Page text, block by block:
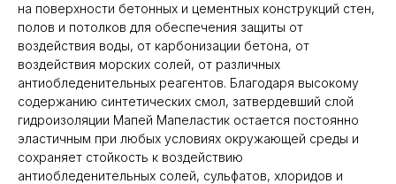
на поверхности бетонных и цементных конструкций стен,
полов и потолков для обеспечения защиты от
воздействия воды, от карбонизации бетона, от
воздействия морских солей, от различных
антиобледенительных реагентов. Благодаря высокому
содержанию синтетических смол, затвердевший слой
гидроизоляции Мапей Мапеластик остается постоянно
эластичным при любых условиях окружающей среды и
сохраняет стойкость к воздействию
антиобледенительных солей, сульфатов, хлоридов и